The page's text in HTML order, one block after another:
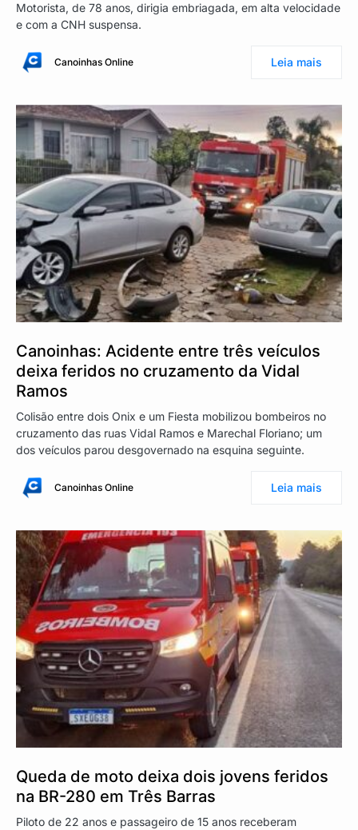
Motorista, de 78 anos, dirigia embriagada, em alta velocidade
e com a CNH suspensa.
Canoinhas Online Leia mais
Canoinhas: Acidente entre três veículos
deixa feridos no cruzamento da Vidal
Ramos
Colisão entre dois Onix e um Fiesta mobilizou bombeiros no
cruzamento das ruas Vidal Ramos e Marechal Floriano; um
dos veículos parou desgovernado na esquina seguinte.
Canoinhas Online Leia mais
Queda de moto deixa dois jovens feridos
na BR-280 em Três Barras
Piloto de 22 anos e passageiro de 15 anos receberam